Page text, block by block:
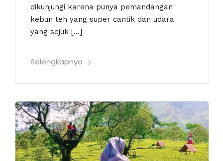
dikunjungi karena punya pemandangan
kebun teh yang super cantik dan udara
yang sejuk […]
Selengkapnya